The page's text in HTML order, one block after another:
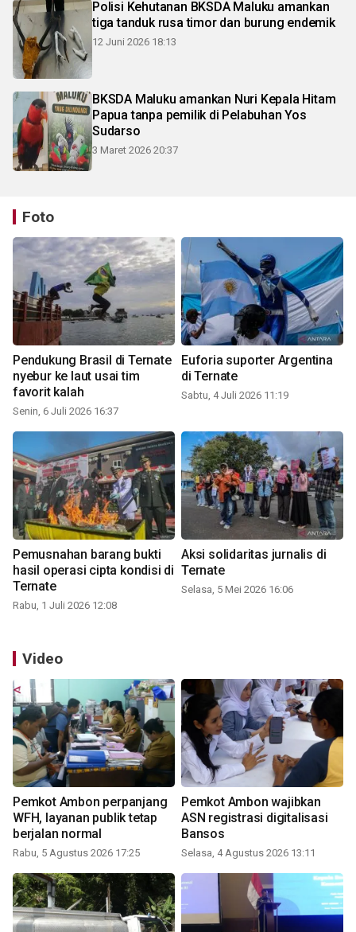
Polisi Kehutanan BKSDA Maluku amankan
tiga tanduk rusa timor dan burung endemik
12 Juni 2026 18:13
BKSDA Maluku amankan Nuri Kepala Hitam
Papua tanpa pemilik di Pelabuhan Yos
Sudarso
3 Maret 2026 20:37
Foto
Pendukung Brasil di Ternate
nyebur ke laut usai tim
favorit kalah
Senin, 6 Juli 2026 16:37
Euforia suporter Argentina
di Ternate
Sabtu, 4 Juli 2026 11:19
Pemusnahan barang bukti
hasil operasi cipta kondisi di
Ternate
Rabu, 1 Juli 2026 12:08
Aksi solidaritas jurnalis di
Ternate
Selasa, 5 Mei 2026 16:06
Video
Pemkot Ambon perpanjang
WFH, layanan publik tetap
berjalan normal
Rabu, 5 Agustus 2026 17:25
Pemkot Ambon wajibkan
ASN registrasi digitalisasi
Bansos
Selasa, 4 Agustus 2026 13:11